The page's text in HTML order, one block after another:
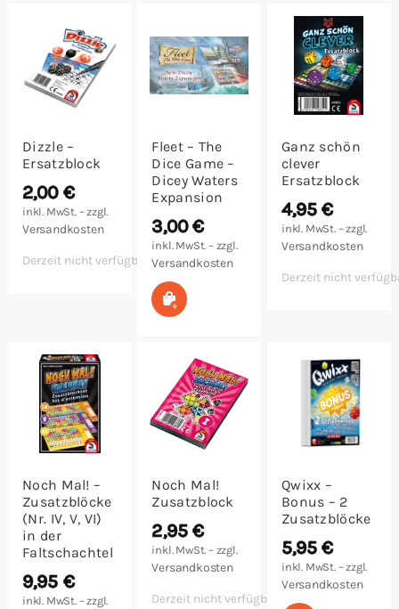
Rollenspiele
Spielzubehör
Tabletop
Würfel
Dizzle –
Ersatzblock
2,00 €
inkl. MwSt. – zzgl.
Versandkosten
Derzeit nicht verfügbar
Fleet – The
Dice Game –
Dicey Waters
Expansion
3,00€
inkl. MwSt. – zzgl.
Versandkosten
In den Warenkorb
Ganz schön
clever
Ersatzblock
4,95€
inkl. MwSt. – zzgl.
Versandkosten
Derzeit nicht
Noch Mal! –
Zusatzblöcke
(Nr. IV, V, VI)
in der
Faltschachtel
9,95 €
inkl. MwSt. – zzgl.
Noch Mal!
Zusatzblock
2,95 €
inkl. MwSt. – zzgl.
Versandkosten
Derzeit nicht verfügbar
Qwixx –
Bonus – 2
Zusatzblöcke
5,95€
inkl. MwSt. – zzgl.
Versandkosten